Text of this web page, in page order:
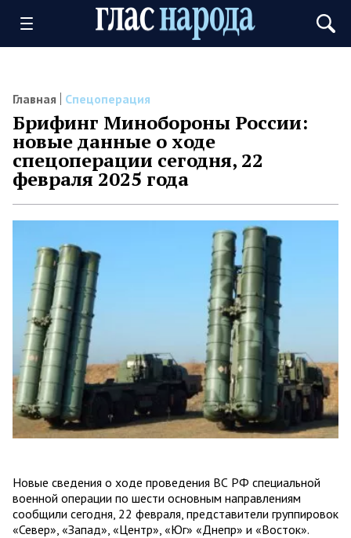
Главная Спецоперация
Брифинг Минобороны России:
новые данные о ходе
спецоперации сегодня, 22
февраля 2025 года
Новые сведения о ходе проведения ВС РФ специальной
военной операции по шести основным направлениям
сообщили сегодня, 22 февраля, представители группировок
«Север», «Запад», «Центр», «Юг» «Днепр» и «Восток».